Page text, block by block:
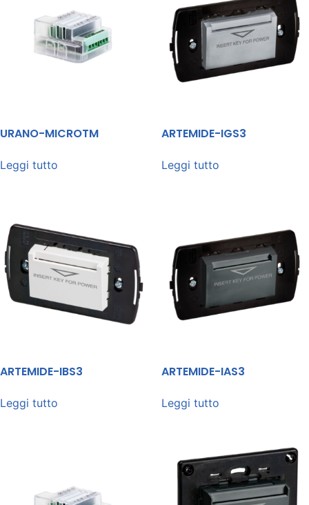
URANO-MICROTM
Leggi tutto
ARTEMIDE-IGS3
Leggi tutto
ARTEMIDE-IBS3
Leggi tutto
ARTEMIDE-IAS3
Leggi tutto